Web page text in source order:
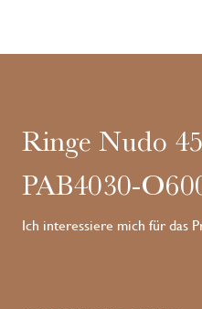
Ringe Nudo
PAB4030-
Ich interessiere mich für das